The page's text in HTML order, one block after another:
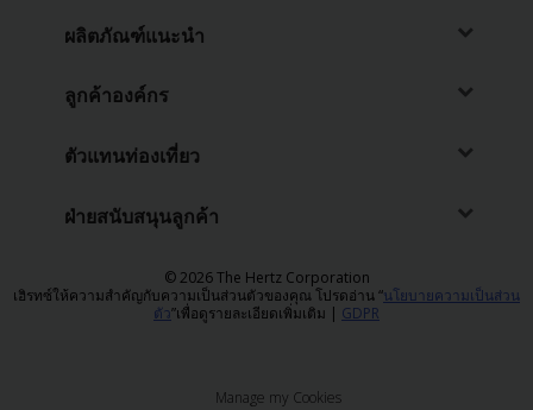
ผลิตภัณฑ์แนะนำ
ลูกค้าองค์กร
ตัวแทนท่องเที่ยว
ฝ่ายสนับสนุนลูกค้า
© 2026 The Hertz Corporation
เฮิรทซ์ให้ความสำคัญกับความเป็นส่วนตัวของคุณ โปรดอ่าน “นโยบายความเป็นส่วน
ตัว”เพื่อดูรายละเอียดเพิ่มเติม | GDPR
Manage my Cookies